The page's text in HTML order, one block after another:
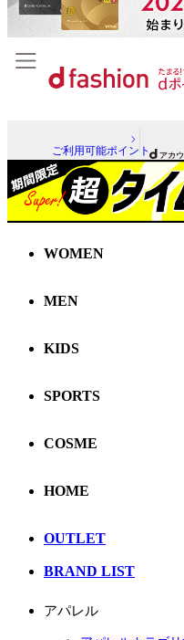
ご利用可能ポイント
WOMEN
MEN
KIDS
SPORTS
COSME
HOME
OUTLET
BRAND LIST
アパレル